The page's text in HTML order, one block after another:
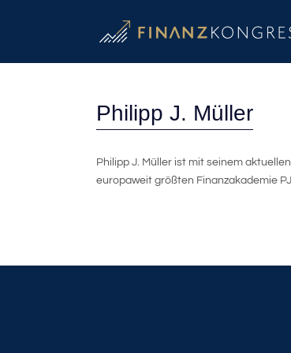
Philipp J. Müller
Philipp J. Müller ist mit seinem
europaweit größten Finanzakademie